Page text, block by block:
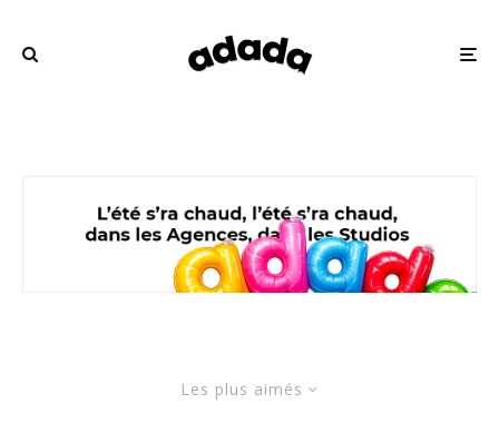
Les plus aimés